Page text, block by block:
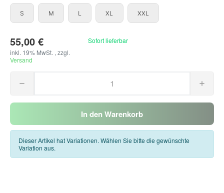
S MM L XL XXL
55,00 €
inkl. 19% MwSt. , zzgl.
Versand
Sofort lieferbar
In den Warenkorb
Dieser Artikel hat Variationen. Wählen Sie bitte die gewünschte
Variation aus.